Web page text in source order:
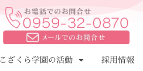
こざくら学園の活動 採用情報